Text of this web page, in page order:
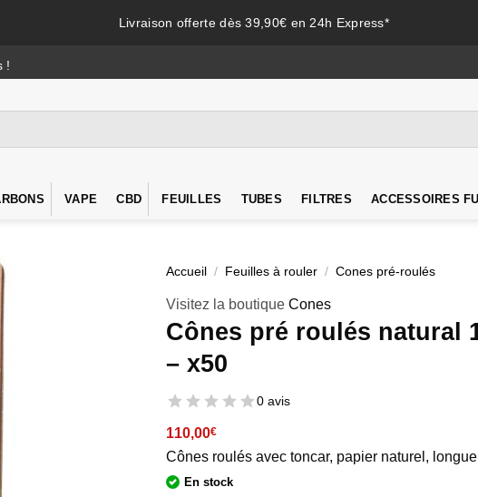
Livraison offerte dès 39,90€ en 24h Express*
!
VAPE CBD FEUILLES TUBES FILTRES ACCESSOIRES
Accueil / Feuilles à rouler / Cones pré-roulés
Visitez la boutique Cones
Cônes pré roulés natural
– x50
0 avis
110,00€
Cônes roulés avec toncar, papier naturel,
En stock